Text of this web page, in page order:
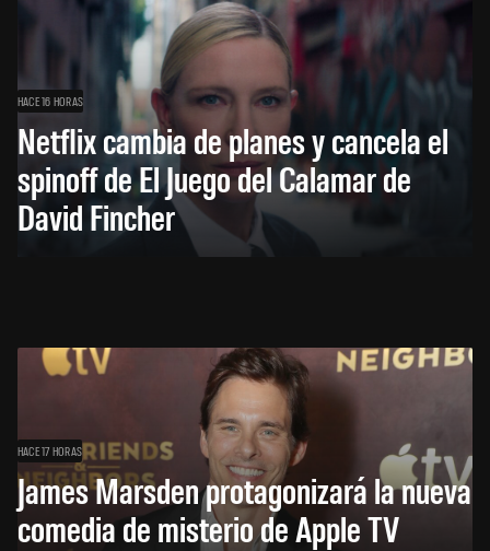
HACE 16 HORAS
Netflix cambia de planes y cancela el
spinoff de El Juego del Calamar de
David Fincher
HACE 17 HORAS
James Marsden protagonizará la nueva
comedia de misterio de Apple TV